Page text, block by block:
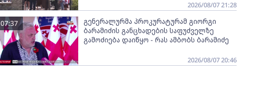
2026/08/07 21:28
გენერალურმა პროკურატურამ გიორგი
ბარამიძის განცხადების საფუძველზე
გამოძიება დაიწყო - რას ამბობს ბარამიძე
07:37
2026/08/07 20:46